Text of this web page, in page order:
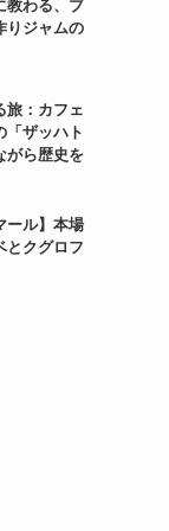
教わる、ブ
りジャムの
旅：カフェ
「ザッハト
がら歴史を
ール】本場
とクグロフ